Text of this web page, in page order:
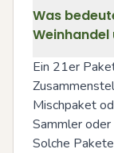
Was
Ein 21er
Mischpaket
Sammler
Solche